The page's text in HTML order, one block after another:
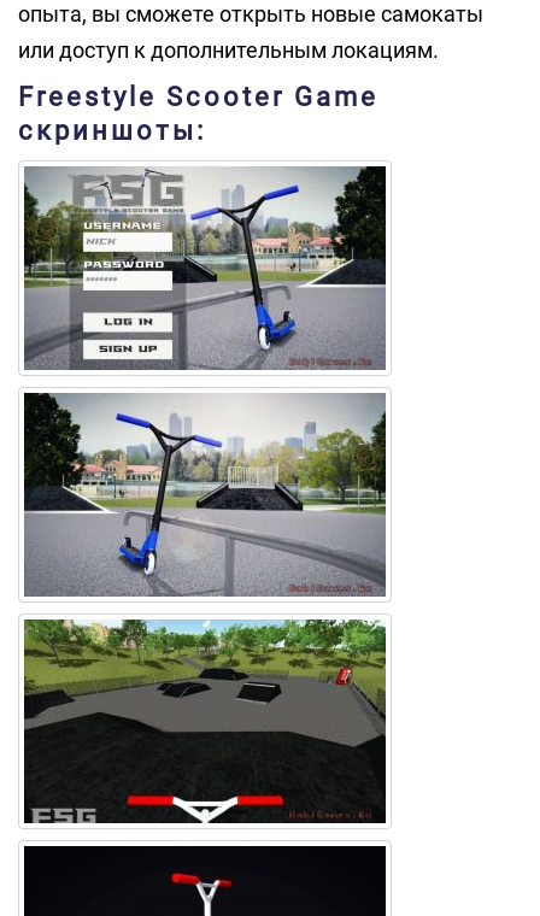
опыта, вы сможете открыть новые самокаты
или доступ к дополнительным локациям.
Freestyle Scooter Game
скриншоты: